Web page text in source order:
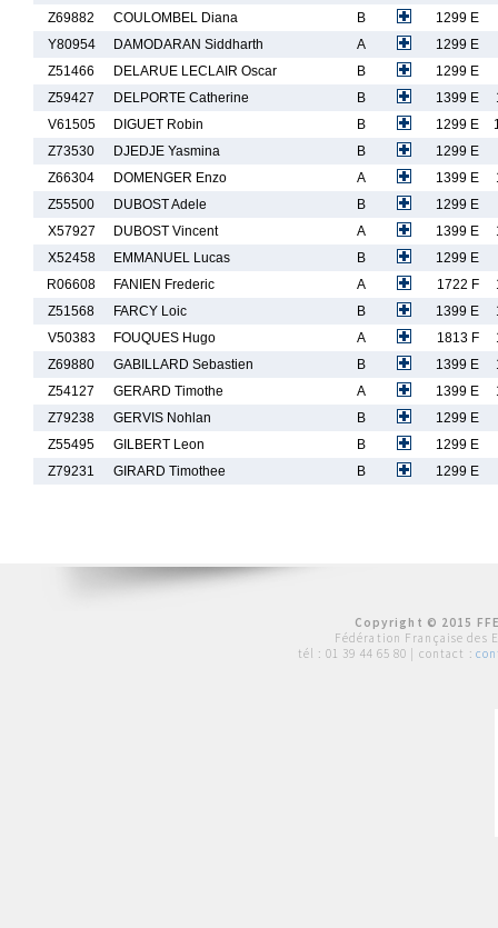
Z69882
COULOMBEL Diana B
1299 E
Y80954
DAMODARAN Siddharth A
1299 E
Z51466
DELARUE LECLAIR Oscar B
1299 E
Z59427
DELPORTE Catherine B 1399 E
V61505
DIGUET Robin B 1299 E
Z73530
DJEDJE Yasmina B
1299 E
Z66304
DOMENGER Enzo A 1399 E
Z55500
DUBOST Adele B
1299 E
X57927
DUBOST Vincent A 1399 E
X52458
EMMANUEL Lucas B
1299 E
R06608
FANIEN Frederic A 1722 F
Z51568
FARCY Loic B 1399 E
V50383
FOUQUES Hugo A 1813 F
Z69880
GABILLARD Sebastien B 1399 E
Z54127
GERARD Timothe A 1399 E
Z79238
GERVIS Nohlan B
1299 E
Z55495
GILBERT Leon B
1299 E
Z79231
GIRARD Timothee B 1299 E
Copyright © 2015
Fédération Française des
tél : 01 39 44 65 80 | contact :